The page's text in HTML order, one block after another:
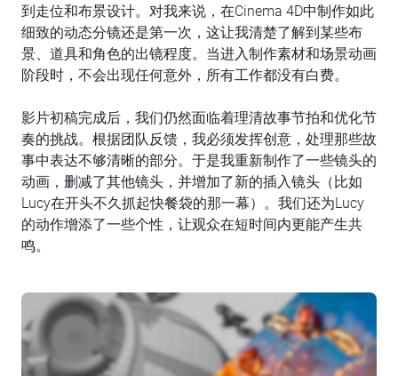
到走位和布景设计。对我来说，在Cinema 4D中制作如此
细致的动态分镜还是第一次，这让我清楚了解到某些布
景、道具和角色的出镜程度。当进入制作素材和场景动画
阶段时，不会出现任何意外，所有工作都没有白费。
影片初稿完成后，我们仍然面临着理清故事节拍和优化节
奏的挑战。根据团队反馈，我必须发挥创意，处理那些故
事中表达不够清晰的部分。于是我重新制作了一些镜头的
动画，删减了其他镜头，并增加了新的插入镜头（比如
Lucy在开头不久抓起快餐袋的那一幕）。我们还为Lucy
的动作增添了一些个性，让观众在短时间内更能产生共
鸣。